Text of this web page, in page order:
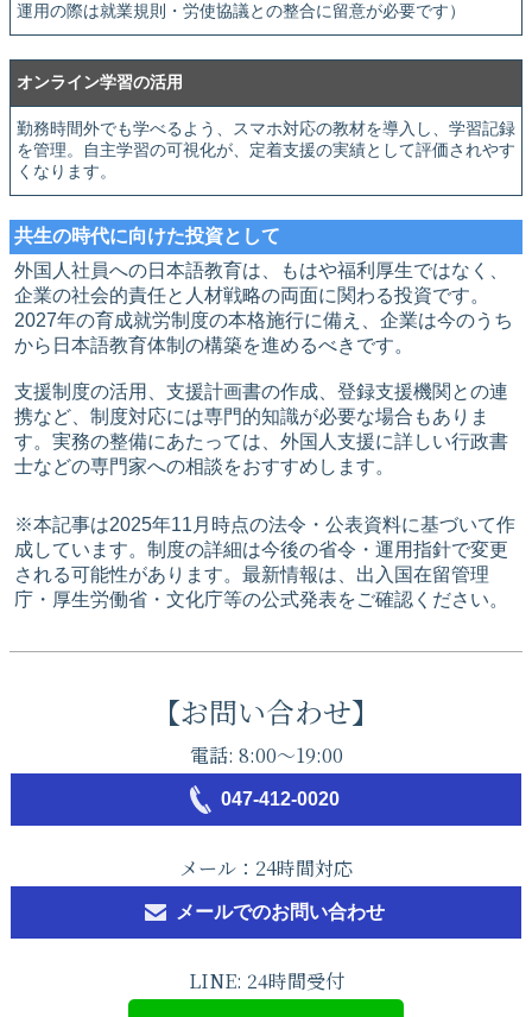
運用の際は就業規則・労使協議との整合に留意が必要です）
オンライン学習の活用
勤務時間外でも学べるよう、スマホ対応の教材を導入し、学習記録
を管理。自主学習の可視化が、定着支援の実績として評価されやす
くなります。
共生の時代に向けた投資として
外国人社員への日本語教育は、もはや福利厚生ではなく、
企業の社会的責任と人材戦略の両面に関わる投資です。
2027年の育成就労制度の本格施行に備え、企業は今のうち
から日本語教育体制の構築を進めるべきです。
支援制度の活用、支援計画書の作成、登録支援機関との連
携など、制度対応には専門的知識が必要な場合もありま
す。実務の整備にあたっては、外国人支援に詳しい行政書
士などの専門家への相談をおすすめします。
※本記事は2025年11月時点の法令・公表資料に基づいて作
成しています。制度の詳細は今後の省令・運用指針で変更
される可能性があります。最新情報は、出入国在留管理
庁・厚生労働省・文化庁等の公式発表をご確認ください。
【お問い合わせ】
電話: 8:00～19:00
047‐412-0020
メール：24時間対応
メールでのお問い合わせ
LINE: 24時間受付